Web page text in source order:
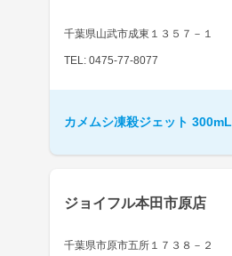
千葉県山武市成東１３５７－１
TEL: 0475-77-8077
カメムシ凍殺ジェット 300mL
ジョイフル本田市原店
千葉県市原市五所１７３８－２